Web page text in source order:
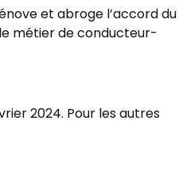
et abroge l’accord du
métier de conducteur-
2024. Pour les autres